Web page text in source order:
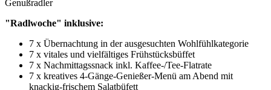
Genußradler
"Radlwoche" inklusive:
7 x Übernachtung in der ausgesuchten Wohlfühlkategorie
7 x vitales und vielfältiges Frühstücksbüffet
7 x Nachmittagssnack inkl. Kaffee-/Tee-Flatrate
7 x kreatives 4-Gänge-Genießer-Menü am Abend mit
knackig-frischem Salatbüfett